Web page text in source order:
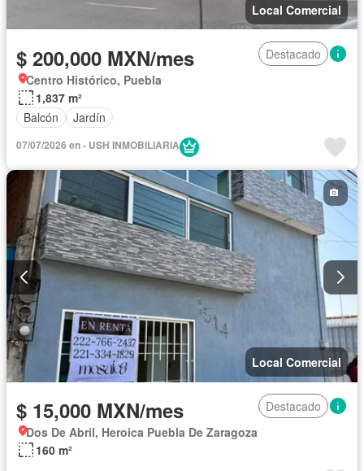
Local Comercial
$ 200,000 MXN/mes
Destacado
Centro Histórico, Puebla
1,837 m²
Balcón
Jardín
07/07/2026 en - USH INMOBILIARIA
Local Comercial
$ 15,000 MXN/mes
Destacado
Dos De Abril, Heroica Puebla De Zaragoza
160 m²